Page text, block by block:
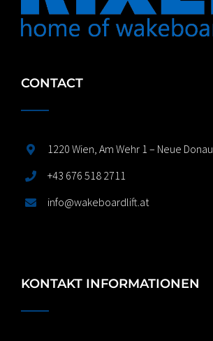
CONTACT
1220 Wien, Am Wehr 1 – Neue Donau
+43 676 518 2711
info@wakeboardlift.at
KONTAKT INFORMATIONEN